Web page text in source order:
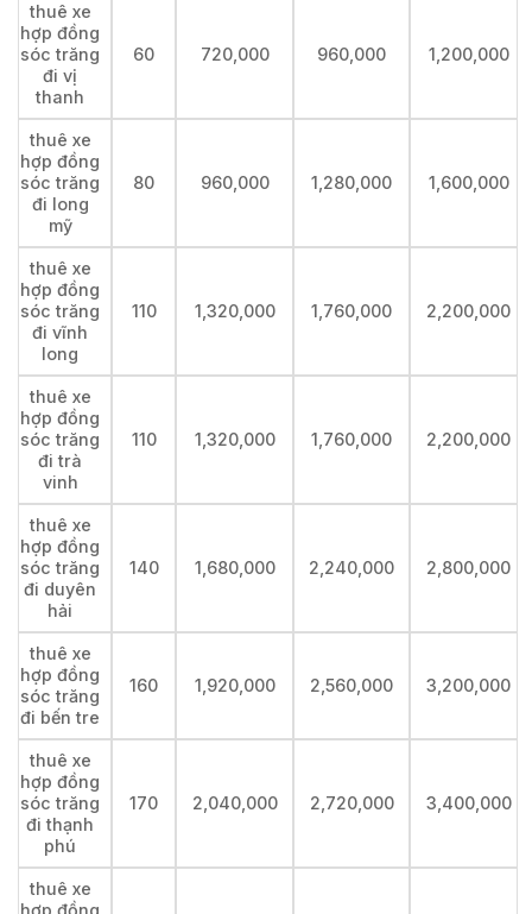
thuê xe
hợp đồng
sóc trăng
đi vị
thanh
60 720,000 960,000 1,200,000
thuê xe
hợp đồng
sóc trăng
đi long
mỹ
80 960,000 1,280,000 1,600,000
thuê xe
hợp đồng
sóc trăng
đi vĩnh
long
110 1,320,000 1,760,000 2,200,000
thuê xe
hợp đồng
sóc trăng
đi trà
vinh
110 1,320,000 1,760,000 2,200,000
thuê xe
hợp đồng
sóc trăng
đi duyên
hải
140 1,680,000 2,240,000 2,800,000
thuê xe
hợp đồng
sóc trăng
đi bến tre
160 1,920,000 2,560,000 3,200,000
thuê xe
hợp đồng
sóc trăng
đi thạnh
phú
170 2,040,000 2,720,000 3,400,000
thuê xe